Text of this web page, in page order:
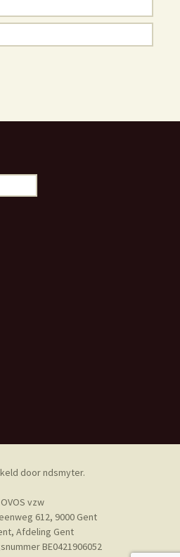
doorndsmyter.
OVOS vzw
612, 9000 Gent
Afdeling Gent
BE0421906052